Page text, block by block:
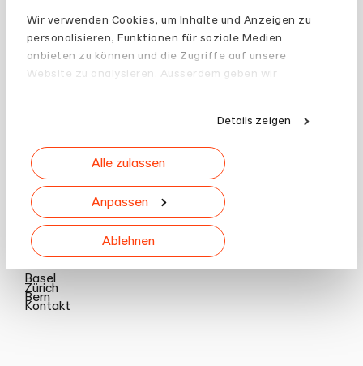
Wir verwenden Cookies, um Inhalte und Anzeigen zu
personalisieren, Funktionen für soziale Medien
anbieten zu können und die Zugriffe auf unsere
Website zu analysieren. Ausserdem geben wir
Analysen weiter. Unsere Partner führen diese
Informationen möglicherweise mit weiteren Daten
zusammen, die Sie ihnen bereitgestellt haben oder
die sie im Rahmen Ihrer Nutzung der Dienste
gesammelt haben.
Details zeigen
Alle zulassen
Anpassen
Ablehnen
Standorte
Basel
Zürich
Bern
Kontakt